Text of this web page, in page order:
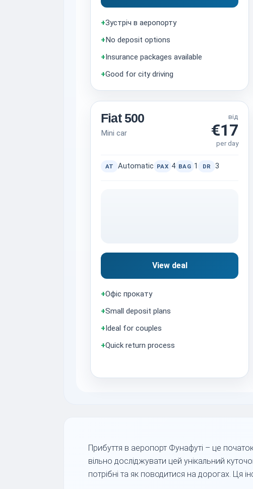
+Зустріч в аеропорту
+No deposit options
+Insurance packages available
+Good for city driving
Fiat 500
Mini car
від
€17
per day
AT Automatic PAX 4 BAG 1 DR 3
View deal
+Офіс прокату
+Small deposit plans
+Ideal for couples
+Quick return process
Прибуття в аеропорт Фунафуті – це
вільно досліджувати цей унікальний
потрібні та як поводитися на дорогах.